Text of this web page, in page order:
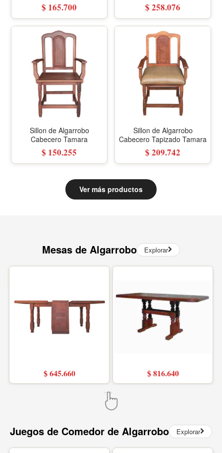
$ 165.700 $ 258.076
Sillon de Algarrobo
Cabecero Tamara
$ 150.255
Sillon de Algarrobo
Cabecero Tapizado Tamara
$ 209.742
Ver más productos
Mesas de Algarrobo Explorar
$ 645.660 $ 816.640
Juegos de Comedor de Algarrobo Explorar